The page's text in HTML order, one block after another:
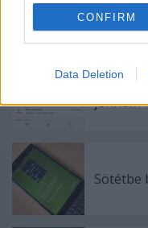
I want to allow
related to
related to
I want to allow
functionality and
user protection.
CONFIRM
Data Deletion
Vörös
jönnek
Sötétbe